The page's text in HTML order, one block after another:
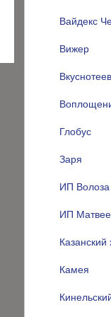
Вайдекс
Вижер
Глобус
Заря
ИП Волоза
ИП
Камея